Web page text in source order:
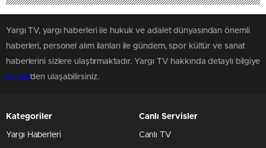
Yargı TV, yargı haberleri ile hukuk ve adalet dünyasından önemli
haberleri, personel alım ilanları ile gündem, spor kültür ve sanat
haberlerini sizlere ulaştırmaktadır. Yargı TV hakkında detaylı bilgiye
Künye'den ulaşabilirsiniz.
Kategoriler
Yargı Haberleri
Canlı Servisler
Canlı TV